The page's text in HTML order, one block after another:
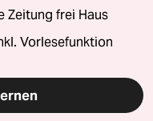
Zeitung frei Haus
Vorlesefunktion